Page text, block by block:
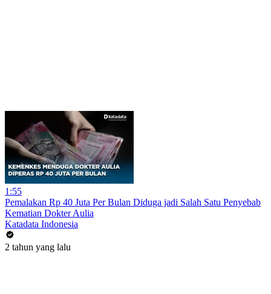
1:55
Pemalakan Rp 40 Juta Per Bulan Diduga jadi Salah Satu Penyebab
Kematian Dokter Aulia
Katadata Indonesia
2 tahun yang lalu